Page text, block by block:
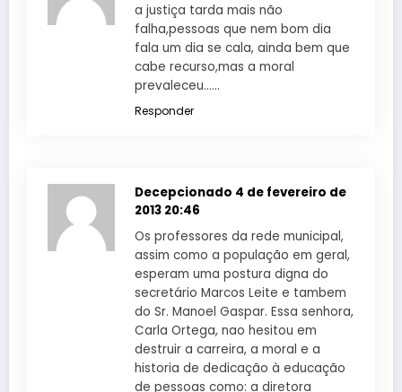
a justiça tarda mais não
falha,pessoas que nem bom dia
fala um dia se cala, ainda bem que
cabe recurso,mas a moral
prevaleceu……
Responder
Decepcionado 4 de fevereiro de
2013 20:46
Os professores da rede municipal,
assim como a população em geral,
esperam uma postura digna do
secretário Marcos Leite e tambem
do Sr. Manoel Gaspar. Essa senhora,
Carla Ortega, nao hesitou em
destruir a carreira, a moral e a
historia de dedicação à educação
de pessoas como: a diretora